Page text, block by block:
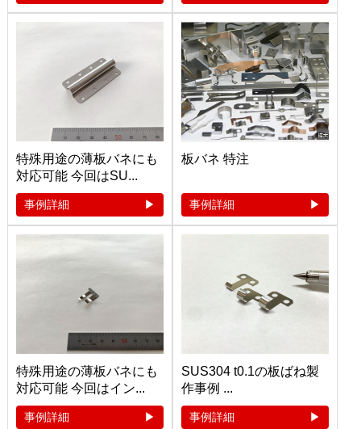
特殊用途の薄板バネにも
対応可能 今回はSU...
事例詳細
板バネ 特注
事例詳細
特殊用途の薄板バネにも
対応可能 今回はイン...
事例詳細
SUS304 t0.1の板ばね製
作事例 ...
事例詳細